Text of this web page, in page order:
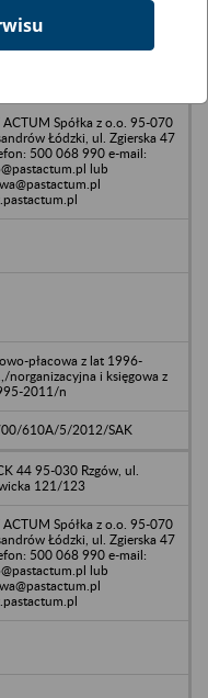
Fundusze Inwestycji Sp. z
ACTUM Spółka z o.o. 95-070
Łódzki, ul. Zgierska 47
500 068 990 e-mail:
lub
płacowa z lat 1996-
norganizacyjna i księgowa z
2011/n
610A/5/2012/SAK
44 95-030 Rzgów, ul.
121/123
ACTUM Spółka z o.o. 95-070
Łódzki, ul. Zgierska 47
500 068 990 e-mail:
lub